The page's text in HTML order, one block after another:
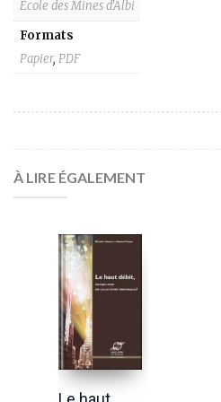
Ecole des Mines d'Albi
Formats
Papier, PDF
À LIRE ÉGALEMENT